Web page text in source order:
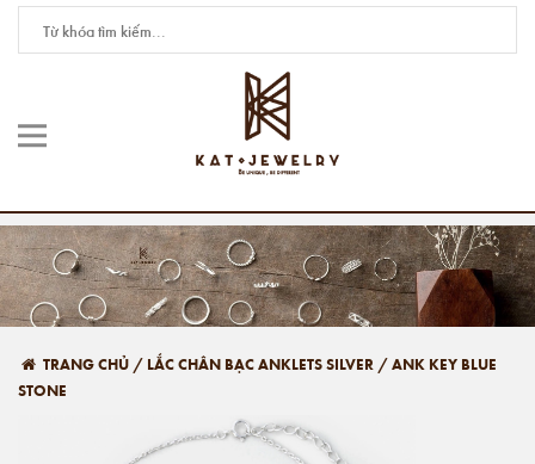
TRANG CHỦ / LẮC CHÂN BẠC ANKLETS SILVER /ANK KEY BLUE
STONE